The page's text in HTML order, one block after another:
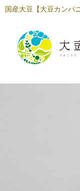
国産大豆【大豆カンパ